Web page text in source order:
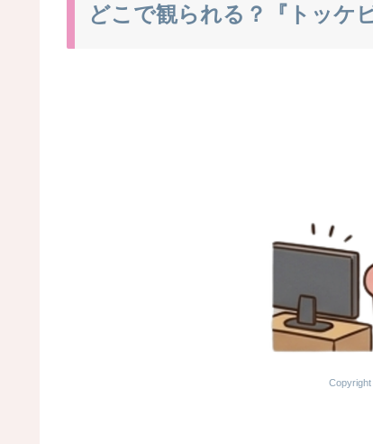
どこで観られる？『トッケ
Copyright